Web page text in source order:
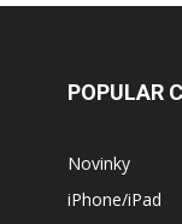
POPULAR
Novinky
iPhone/iPad